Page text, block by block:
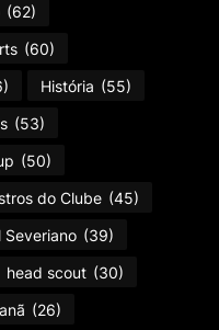
(62)
(60)
História (55)
(53)
(50)
do Clube (45)
Severiano (39)
head scout (30)
(26)